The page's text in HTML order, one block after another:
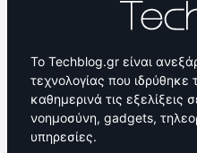
Το Techblog.gr είναι
τεχνολογίας που ιδρύθηκε
καθημερινά τις εξελίξεις
νοημοσύνη, gadgets,
υπηρεσίες.